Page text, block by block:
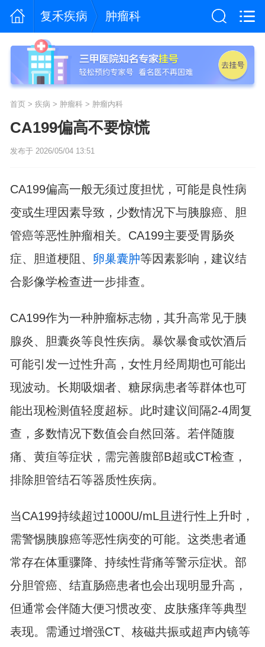
复禾疾病 肿瘤科
首页> 疾病 > 肿瘤科> 肿瘤内科
CA199偏高不要惊慌
发布于 2026/05/04 13:51
CA199偏高一般无须过度担忧，可能是良性病
变或生理因素导致，少数情况下与胰腺癌、胆
管癌等恶性肿瘤相关。CA199主要受胃肠炎
症、胆道梗阻、 卵巢囊肿等因素影响，建议结
合影像学检查进一步排查。
CA199作为一种肿瘤标志物，其升高常见于胰
腺炎、胆囊炎等良性疾病。暴饮暴食或饮酒后
可能引发一过性升高，女性月经周期也可能出
现波动。长期吸烟者、糖尿病患者等群体也可
能出现检测值轻度超标。此时建议间隔2-4周复
查，多数情况下数值会自然回落。若伴随腹
痛、黄疸等症状，需完善腹部B超或CT检查，
排除胆管结石等器质性疾病。
当CA199持续超过1000U/mL且进行性上升时，
需警惕胰腺癌等恶性病变的可能。这类患者通
常存在体重骤降、持续性背痛等警示症状。部
分胆管癌、结直肠癌患者也会出现明显升高，
但通常会伴随大便习惯改变、皮肤瘙痒等典型
表现。需通过增强CT、核磁共振或超声内镜等